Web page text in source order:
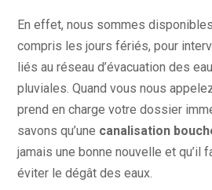
En effet, nous sommes
compris les jours fériés, pour
liés au réseau d’évacuation des
pluviales. Quand vous nous
prend en charge votre dossier
savons qu’une canalisation
jamais une bonne nouvelle et qu’il
éviter le dégât des eaux.